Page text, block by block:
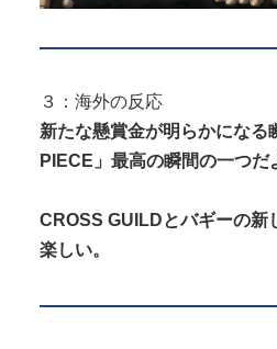
３：海外の反応
新たな懸賞金が明らかになる
PIECE」最高の瞬間の一つだ
CROSS GUILDとバギーの新
楽しい。